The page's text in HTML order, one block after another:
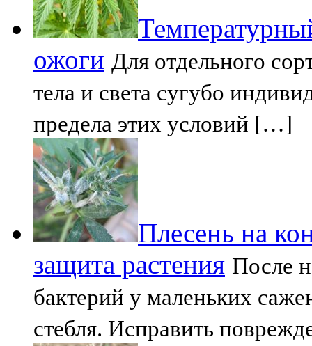
ожоги Для отдельного
тела и света сугубо
предела этих условий […]
Плесень на
защита растения После
бактерий у маленьких
стебля. Исправить